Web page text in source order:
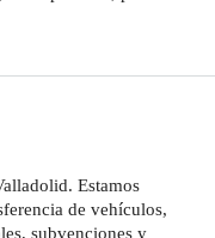
Estamos
de vehículos,
subvenciones y